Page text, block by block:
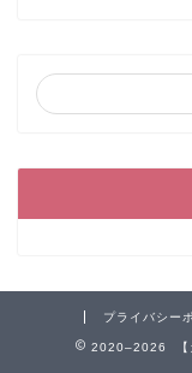
プライバシー
2020–2026 【